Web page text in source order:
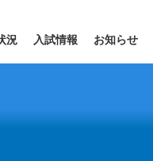
況 入試情報 お知らせ